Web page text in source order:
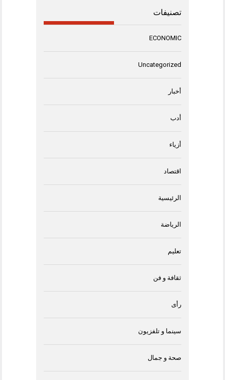
تصنيفات
ECONOMIC
Uncategorized
أخبار
أدب
أزياء
اقتصاد
الرئيسية
الرياضة
تعليم
ثقافة و فن
رأى
سينما و تلفزيون
صحة و جمال